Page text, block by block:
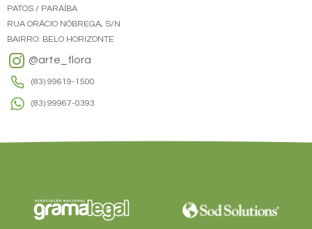
PATOS / PARAÍBA
RUA ORÁCIO NÓBREGA, S/N
BAIRRO: BELO HORIZONTE
@arte_flora
(83) 99619-1500
(83) 99967-0393